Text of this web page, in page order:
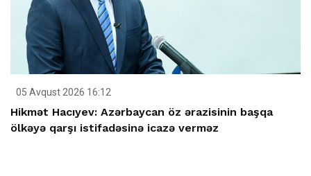
05 Avqust 2026 16:12
Hikmət Hacıyev: Azərbaycan öz ərazisinin başqa
ölkəyə qarşı istifadəsinə icazə verməz